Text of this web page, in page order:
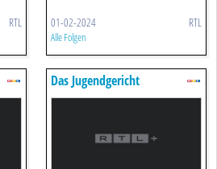
RTL 01-02-2024 RTL
Alle Folgen
Das Jugendgericht